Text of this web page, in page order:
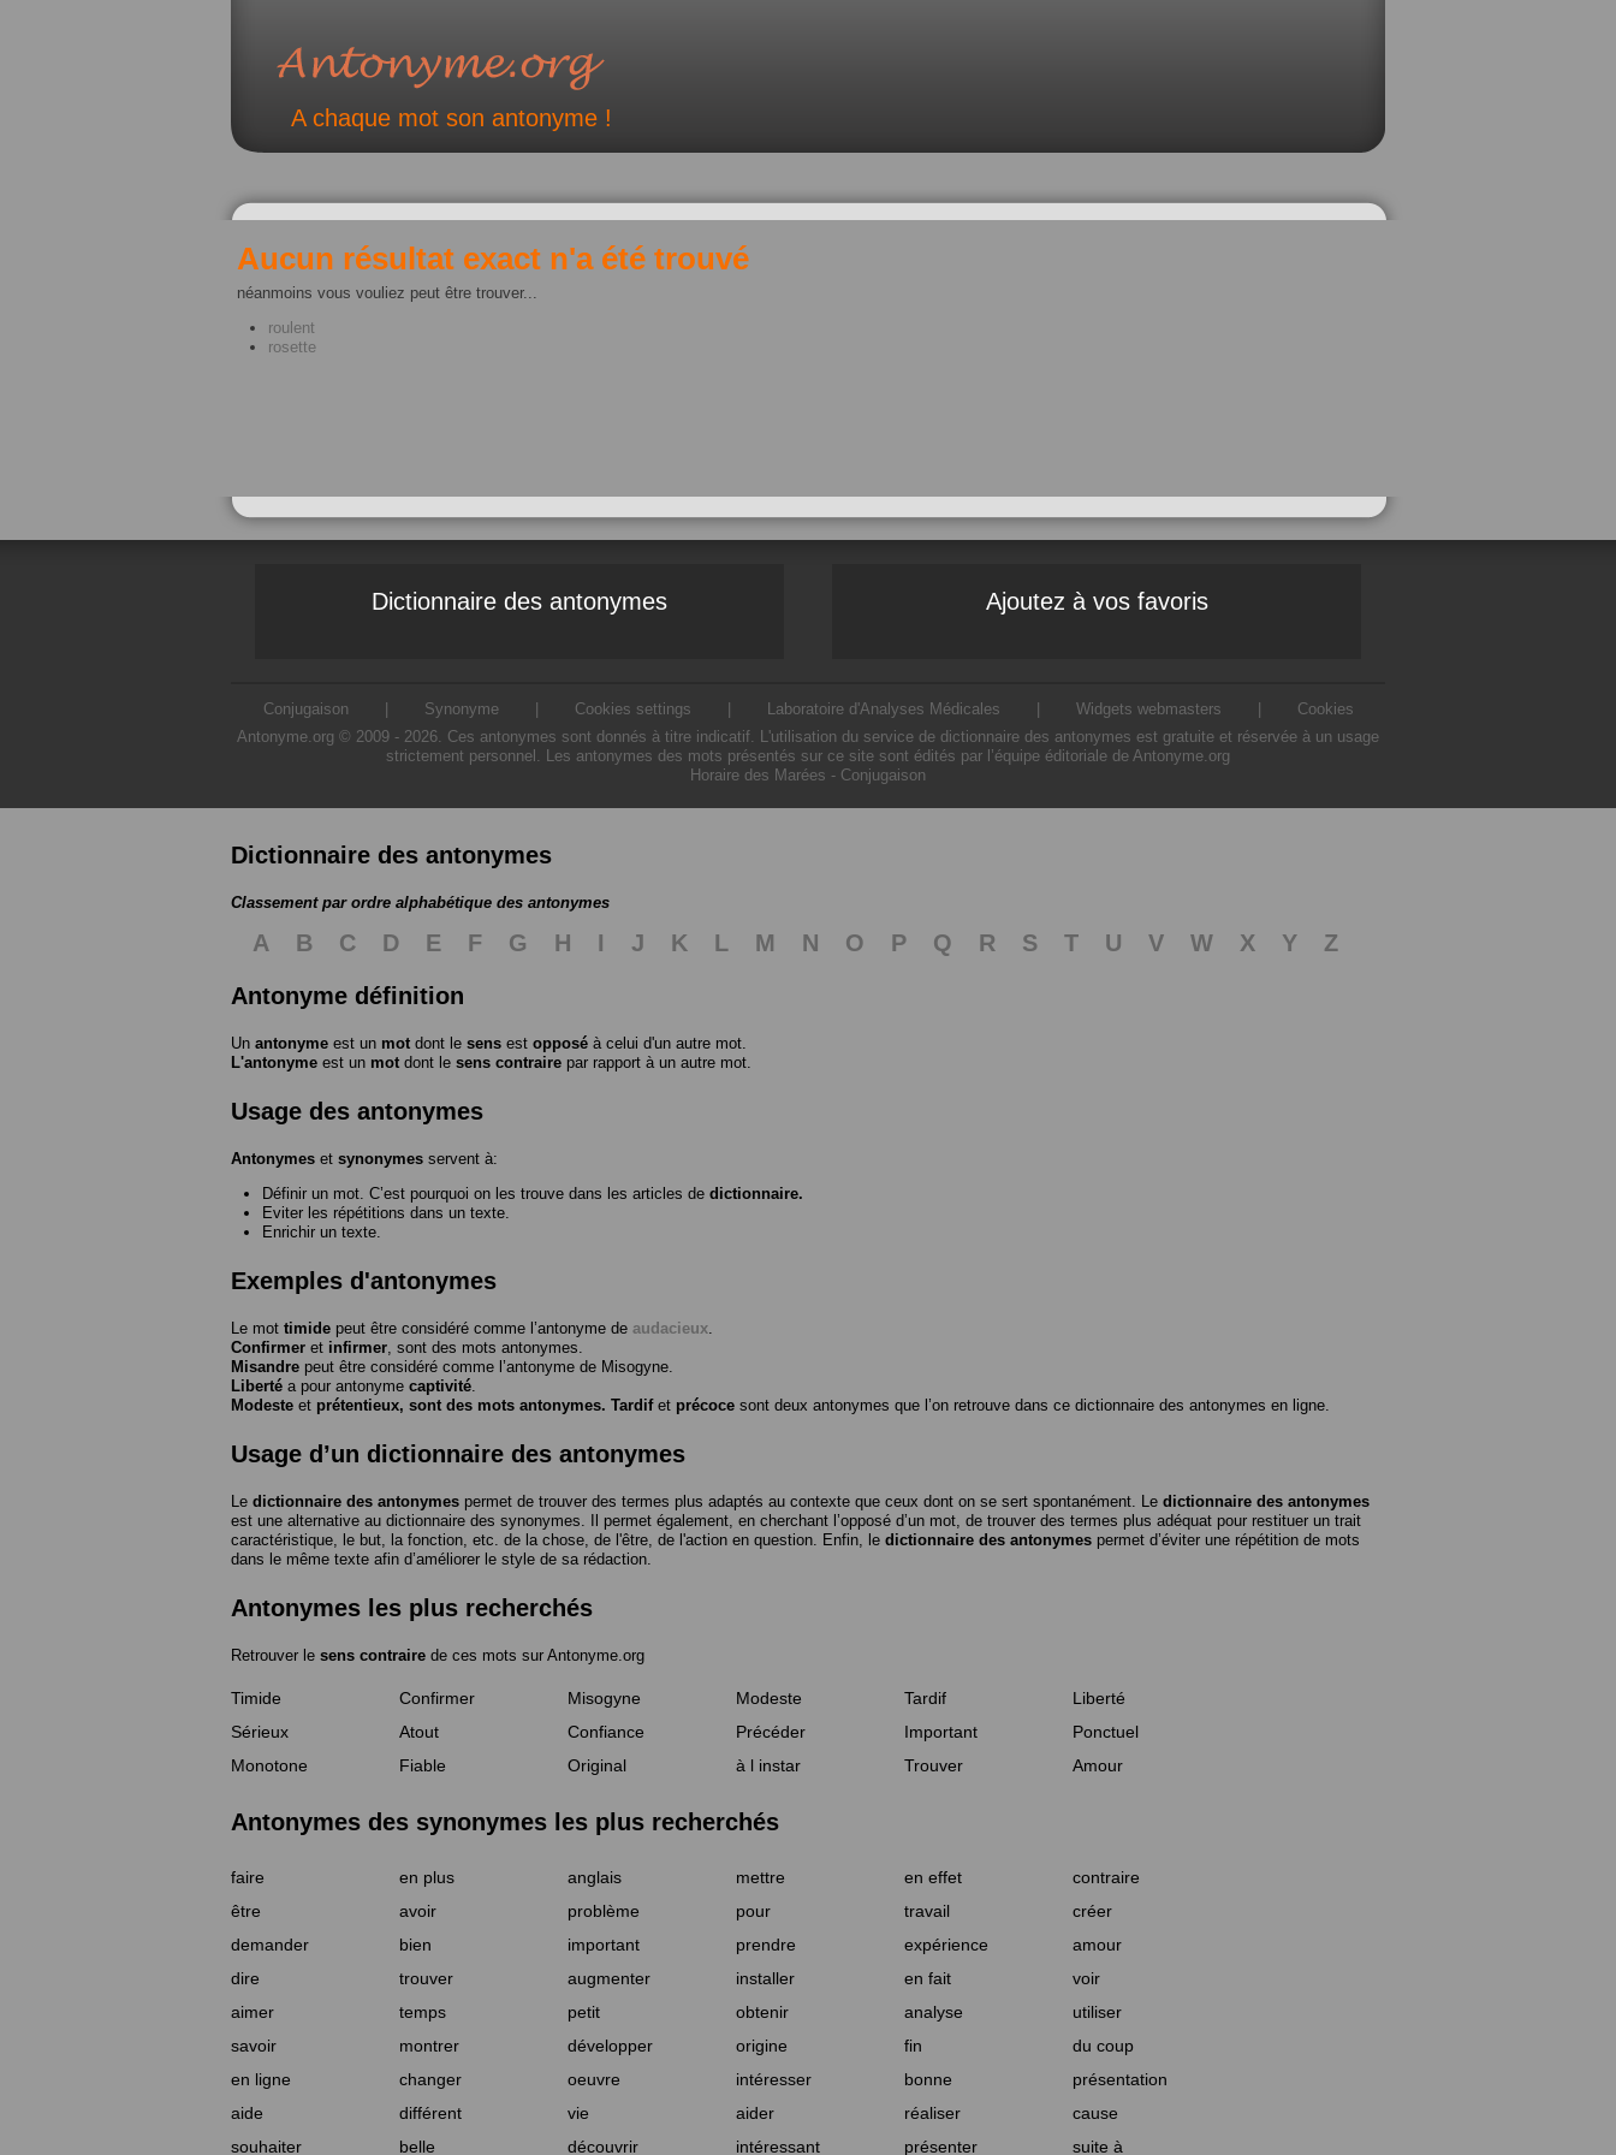
A chaque mot son antonyme !
Aucun résultat exact n'a été trouvé
néanmoins vous vouliez peut être trouver...
roulent
rosette
Dictionnaire des antonymes Ajoutez à vos favoris
Conjugaison Synonyme Cookies settings Laboratoire d'Analyses Médicales Widgets webmasters
Cookies
Antonyme.org © 2009 - 2026. Ces antonymes sont donnés à titre indicatif. L'utilisation du service de dictionnaire des antonymes est gratuite et réservée à un usage
strictement personnel. Les antonymes des mots présentés sur ce site sont édités par l’équipe éditoriale de Antonyme.org
Horaire des Marées - Conjugaison
Dictionnaire des antonymes
Classement par ordre alphabétique des antonymes
A B C D E F G H I J K L M N O P Q R S T U V W X Y
Z
Antonyme définition
Un antonyme est un mot dont le sens est opposé à celui d'un autre mot.
L'antonyme est un mot dont le sens contraire par rapport à un autre mot.
Usage des antonymes
Antonymes et synonymes servent à:
Définir un mot. C’est pourquoi on les trouve dans les articles de dictionnaire.
Eviter les répétitions dans un texte.
Enrichir un texte.
Exemples d'antonymes
Le mot timide peut être considéré comme l’antonyme de audacieux
Confirmer et infirmer , sont des mots antonymes.
Misandre peut être considéré comme l’antonyme de Misogyne
Liberté a pour antonyme captivité
Modeste et prétentieux, sont des mots antonymes. Tardifet précoce sont deux antonymes que l’on retrouve dans ce dictionnaire des antonymes en ligne.
Usage d’un dictionnaire des antonymes
Le dictionnaire des antonymes permet de trouver des termes plus adaptés au contexte que ceux dont on se sert spontanément. Le dictionnaire des antonymes
est une alternative au dictionnaire des synonymes. Il permet également, en cherchant l’opposé d’un mot, de trouver des termes plus adéquat pour restituer un trait
caractéristique, le but, la fonction, etc. de la chose, de l'être, de l'action en question. Enfin, le dictionnaire des antonymes permet d’éviter une répétition de mots
dans le même texte afin d’améliorer le style de sa rédaction.
Antonymes les plus recherchés
Retrouver le sens contraire de ces mots sur Antonyme.org
Timide Confirmer Misogyne Modeste Tardif
Liberté
Sérieux
Atout Confiance Précéder Important
Ponctuel
Monotone
Fiable Original à l instar Trouver Amour
Antonymes des synonymes les plus recherchés
faire en plus anglais mettre en effet
contraire
être
avoir problème pour travail
créer
demander
bien important prendre expérience
amour
dire
trouver augmenter installer en fait
voir
aimer
temps petit obtenir analyse
utiliser
savoir
montrer développer origine fin
du coup
en ligne
changer oeuvre intéresser bonne
présentation
aide
différent vie aider réaliser
cause
souhaiter
belle découvrir intéressant présenter suite à